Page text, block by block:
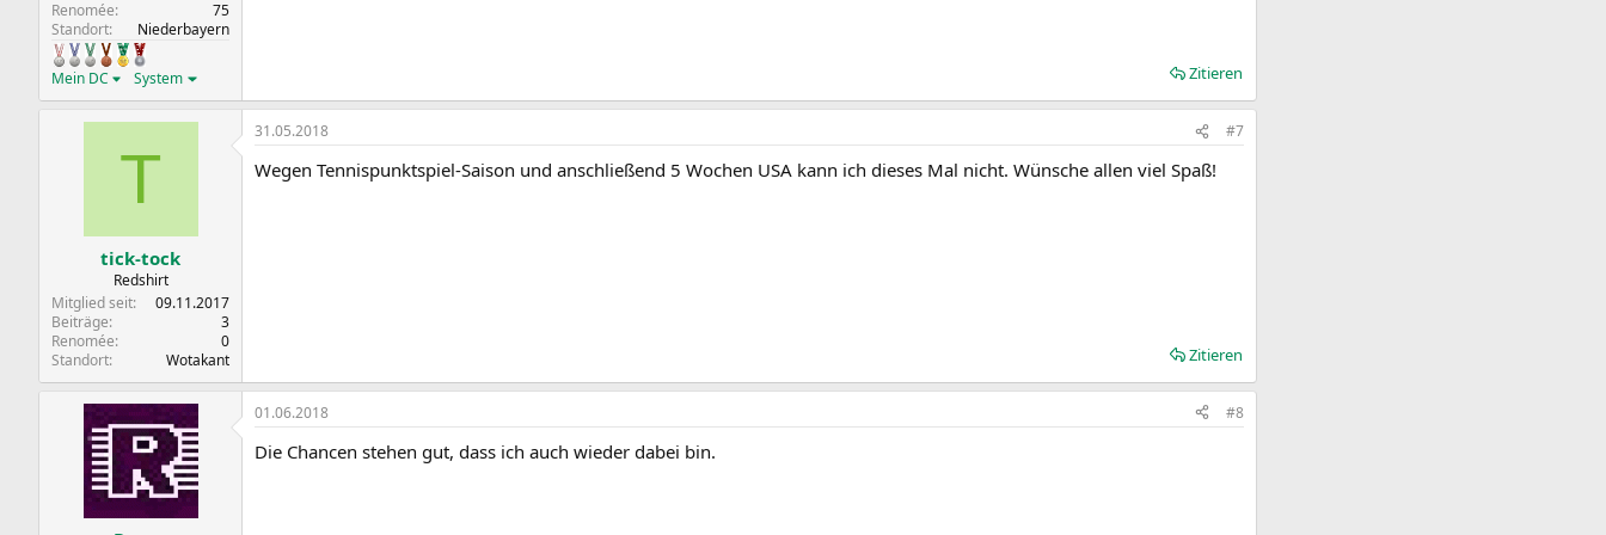
Renomée
75
Standort
Niederbayern
Mein DC System Zitieren
T
tick-tock
Redshirt
Mitglied seit
09.11.2017
Beiträge
3
Renomée
0
Standort
Wotakant
31.05.2018 #7
Wegen Tennispunktspiel-Saison und anschließend 5 Wochen USA kann ich dieses Mal nicht. Wünsche allen viel Spaß!
Zitieren
01.06.2018 #8
Die Chancen stehen gut, dass ich auch wieder dabei bin.